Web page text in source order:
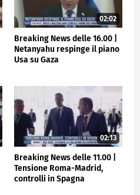
02:02
Breaking News delle 16.00 |
Netanyahu respinge il piano
Usa su Gaza
02:13
Breaking News delle 11.00 |
Tensione Roma-Madrid,
controlli in Spagna